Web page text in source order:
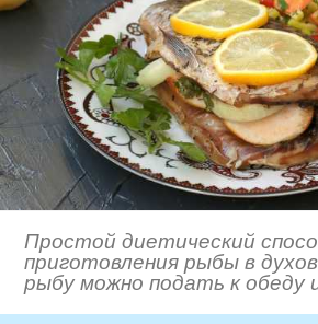
Простой диетический
приготовления рыбы в
рыбу можно подать к обеду